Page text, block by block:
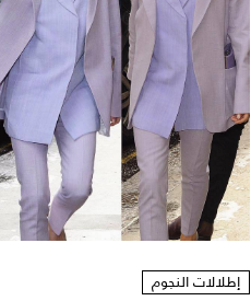
إطلالات النجوم